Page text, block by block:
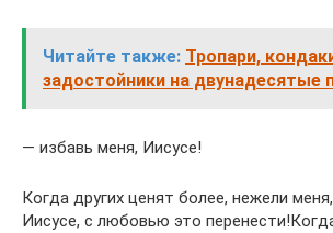
Читайте также: Тропари,
задостойники на двунадесятые
— избавь меня, Иисусе!
Когда других ценят более, нежели
Иисусе, с любовью это